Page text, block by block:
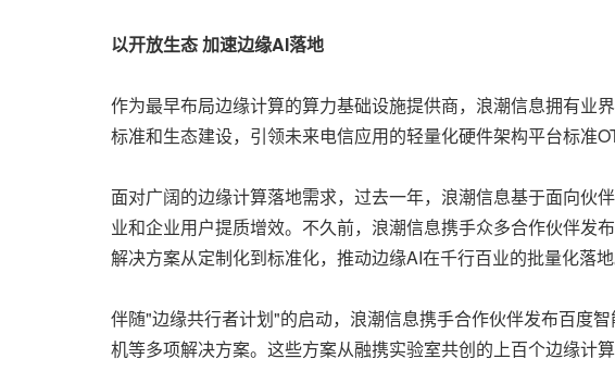
以开放生态加速边缘AI落地
作为最早布局边缘计算的算力基础设施提供商，浪潮信息拥有业
标准和生态建设，引领未来电信应用的轻量化硬件架构平台标准
面对广阔的边缘计算落地需求，过去一年，浪潮信息基于面向伙
业和企业用户提质增效。不久前，浪潮信息携手众多合作伙伴发
解决方案从定制化到标准化，推动边缘AI在千行百业的批量化落地
伴随"边缘共行者计划"的启动，浪潮信息携手合作伙伴发布百度
机等多项解决方案。这些方案从融携实验室共创的上百个边缘计